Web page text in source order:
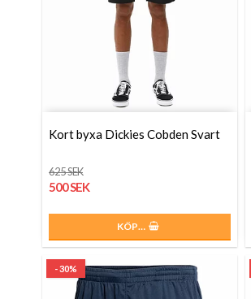
Kort byxa Dickies Cobden Svart
625 SEK
500 SEK
KÖP…
- 30%